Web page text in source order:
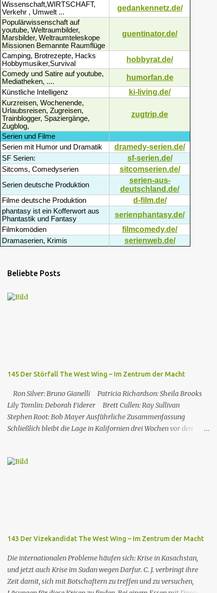
Wissenschaft,WIRTSCHAFT,
Verkehr , Umwelt ...
gedankennetz.de/
Populärwissenschaft auf
youtube, Weltraumbilder,
Marsbilder, Weltraumteleskope
Missionen Bemannte Raumflüge
guentinator.de/
Camping, Brotrezepte, Hacks
Hobbymusiker,Survival
hobbyrat.de/
Comedy und Satire auf youtube,
Mediatheken, ....
humorfan.de
Künstliche Intelligenz ki-living.de/
Kurzreisen, Wochenende,
Urlaubsreisen, Zugreisen,
Trainblogger, Spaziergänge,
Zugblog,
zugtrip.de
Serien und Filme
Serien mit Humor und Dramatik
dramedy-serien.de/
SF Serien: sf-serien.de/
Sitcoms, Comedyserien sitcomserien.de/
Serien deutsche Produktion
serien-aus-
deutschland.de/
Filme deutsche Produktion d-film.de/
phantasy ist ein Kofferwort aus
Phantastik und Fantasy
serienphantasy.de/
Filmkomödien filmcomedy.de/
Dramaserien, Krimis serienweb.de/
Beliebte Posts
145 Der Störfall The West Wing – Im Zentrum der Macht
Ron Silver: Bruno Gianelli Patricia Richardson: Sheila Brooks
Lily Tomlin: Deborah Fiderer Brett Cullen: Ray Sullivan
Stephen Root: Bob Mayer Ausführliche Zusammenfassung
Schließlich bleibt die Lage in Kalifornien drei Wochen vor den
für die Atomindustrie in der Vergangenheit verunsichert. Die
Donna und Josh von den Ergebnissen erfahren, küssen sie sich in
einem Moment der Gemeinsamkeit; kurz darauf wissen beide
nicht, wie sie mit dieser spontanen Bewegung umgehen s...
143 Der Vizekandidat The West Wing – Im Zentrum der Macht
Die internationalen Probleme häufen sich: Krise in Kasachstan,
und jetzt auch Krise im Sudan wegen Darfur. C. J. verbringt ihre
Zeit damit, sich mit Botschaftern zu treffen und zu versuchen,